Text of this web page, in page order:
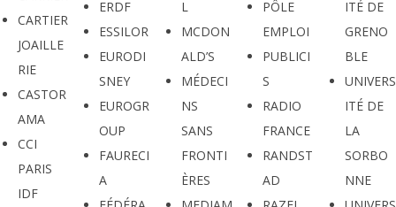
CARTIER
JOAILLE
RIE
CASTOR
AMA
CCI
PARIS
IDF
ERDF
ESSILOR
EURODI
SNEY
EUROGR
OUP
FAURECI
A
L
MCDON
ALD’S
MÉDECI
NS
SANS
FRONTI
ÈRES
PÔLE
EMPLOI
PUBLICI
S
RADIO
FRANCE
RANDST
AD
ITÉ DE
GRENO
BLE
UNIVERS
ITÉ DE
LA
SORBO
NNE